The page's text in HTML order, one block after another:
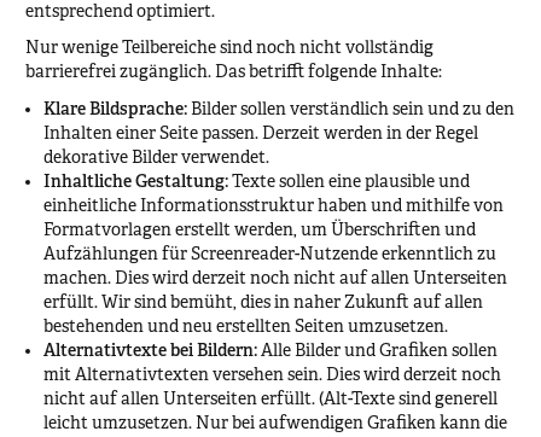
entsprechend optimiert.
Nur wenige Teilbereiche sind noch nicht vollständig
barrierefrei zugänglich. Das betrifft folgende Inhalte:
Klare Bildsprache:Bilder sollen verständlich sein und zu den
Inhalten einer Seite passen. Derzeit werden in der Regel
dekorative Bilder verwendet.
Inhaltliche Gestaltung:Texte sollen eine plausible und
einheitliche Informationsstruktur haben und mithilfe von
Formatvorlagen erstellt werden, um Überschriften und
Aufzählungen für Screenreader-Nutzende erkenntlich zu
machen. Dies wird derzeit noch nicht auf allen Unterseiten
erfüllt. Wir sind bemüht, dies in naher Zukunft auf allen
bestehenden und neu erstellten Seiten umzusetzen.
Alternativtexte bei Bildern:Alle Bilder und Grafiken sollen
mit Alternativtexten versehen sein. Dies wird derzeit noch
nicht auf allen Unterseiten erfüllt. (Alt-Texte sind generell
leicht umzusetzen. Nur bei aufwendigen Grafiken kann die